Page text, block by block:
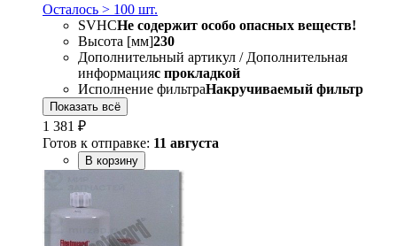
Осталось > 100 шт.
SVHCНе содержит особо опасных веществ!
Высота [мм]230
Дополнительный артикул / Дополнительная
информацияс прокладкой
Исполнение фильтраНакручиваемый фильтр
Показать всё
1 381 ₽
Готов к отправке: 11 августа
В корзину